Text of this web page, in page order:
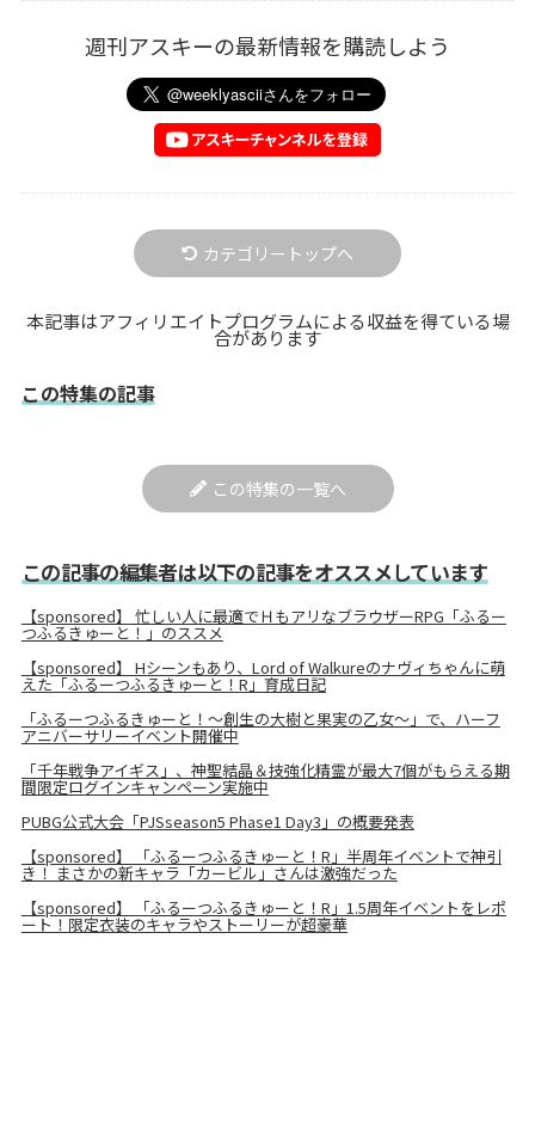
週刊アスキーの最新情報を購読しよう
カテゴリートップへ
本記事はアフィリエイトプログラムによる収益を得ている場
合があります
この特集の記事
この特集の一覧へ
この記事の編集者は以下の記事をオススメしています
【sponsored】 忙しい人に最適でＨもアリなブラウザーRPG「ふるー
つふるきゅーと！」のススメ
【sponsored】 Hシーンもあり、Lord of Walkureのナヴィちゃんに萌
えた「ふるーつふるきゅーと！R」育成日記
「ふるーつふるきゅーと！〜創生の大樹と果実の乙女〜」で、ハーフ
アニバーサリーイベント開催中
「千年戦争アイギス」、神聖結晶＆技強化精霊が最大7個がもらえる期
間限定ログインキャンペーン実施中
PUBG公式大会「PJSseason5 Phase1 Day3」の概要発表
【sponsored】 「ふるーつふるきゅーと！R」半周年イベントで神引
き！ まさかの新キャラ「カービル」さんは激強だった
【sponsored】 「ふるーつふるきゅーと！R」1.5周年イベントをレポ
ート！限定衣装のキャラやストーリーが超豪華